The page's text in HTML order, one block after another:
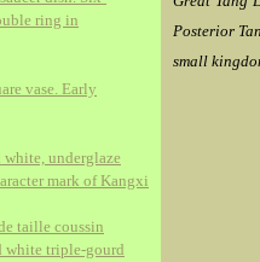
ring in
vase. Early
underglaze
mark of Kangxi
taille coussin
white triple-gourd
Posterior
small